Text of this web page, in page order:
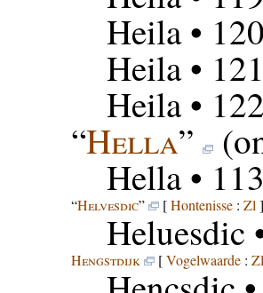
Heila•
Heila•
Heila•
“Hella”
Hella•
“Helvesdic” [Hontenisse: Zl ]
Heluesdic
Hengstdijk [Vogelwaarde: Zl